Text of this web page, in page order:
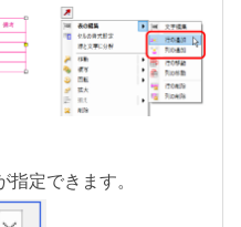
指定できます。